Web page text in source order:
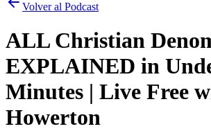
Volver al Podcast
ALL Christian
EXPLAINED in
Minutes | Live Free
Howerton